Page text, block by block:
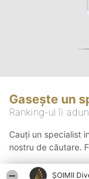
ŞOIMII
Gasește un
Ranking-ul îi
Cauți un specialist
nostru de căutare.